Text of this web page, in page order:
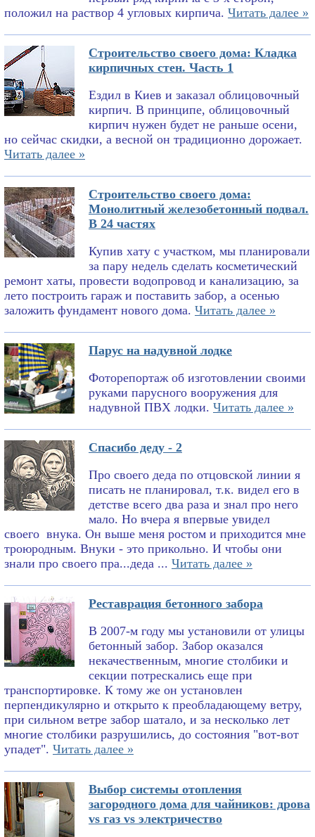
положил на раствор 4 угловых кирпича. Читать далее »
Строительство своего дома: Кладка
кирпичных стен. Часть 1
Ездил в Киев и заказал облицовочный
кирпич. В принципе, облицовочный
кирпич нужен будет не раньше осени,
но сейчас скидки, а весной он традиционно дорожает.
Читать далее »
Строительство своего дома:
Монолитный железобетонный подвал.
В 24 частях
Купив хату с участком, мы планировали
за пару недель сделать косметический
ремонт хаты, провести водопровод и канализацию, за
лето построить гараж и поставить забор, а осенью
заложить фундамент нового дома. Читать далее »
Парус на надувной лодке
Фоторепортаж об изготовлении своими
руками парусного вооружения для
надувной ПВХ лодки. Читать далее »
Спасибо деду - 2
Про своего деда по отцовской линии я
писать не планировал, т.к. видел его в
детстве всего два раза и знал про него
мало. Но вчера я впервые увидел
своего внука. Он выше меня ростом и приходится мне
троюродным. Внуки - это прикольно. И чтобы они
знали про своего пра...деда ... Читать далее »
Реставрация бетонного забора
В 2007-м году мы установили от улицы
бетонный забор. Забор оказался
некачественным, многие столбики и
секции потрескались еще при
транспортировке. К тому же он установлен
перпендикулярно и открыто к преобладающему ветру,
при сильном ветре забор шатало, и за несколько лет
многие столбики разрушились, до состояния "вот-вот
упадет". Читать далее »
Выбор системы отопления
загородного дома для чайников: дрова
vs газ vs электричество